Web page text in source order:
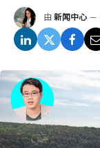
由 新闻中心